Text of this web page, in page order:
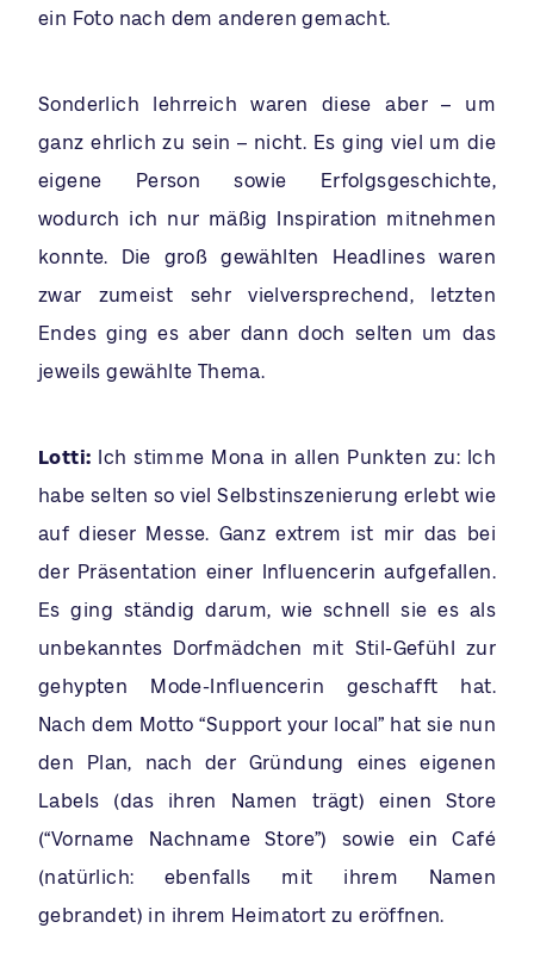
ein Foto nach dem anderen gemacht.
Sonderlich lehrreich waren diese aber – um
ganz ehrlich zu sein – nicht. Es ging viel um die
eigene Person sowie Erfolgsgeschichte,
wodurch ich nur mäßig Inspiration mitnehmen
konnte. Die groß gewählten Headlines waren
zwar zumeist sehr vielversprechend, letzten
Endes ging es aber dann doch selten um das
jeweils gewählte Thema.
Lotti: Ich stimme Mona in allen Punkten zu: Ich
habe selten so viel Selbstinszenierung erlebt wie
auf dieser Messe. Ganz extrem ist mir das bei
der Präsentation einer Influencerin aufgefallen.
Es ging ständig darum, wie schnell sie es als
unbekanntes Dorfmädchen mit Stil-Gefühl zur
gehypten Mode-Influencerin geschafft hat.
Nach dem Motto “Support your local” hat sie nun
den Plan, nach der Gründung eines eigenen
Labels (das ihren Namen trägt) einen Store
(“Vorname Nachname Store”) sowie ein Café
(natürlich: ebenfalls mit ihrem Namen
gebrandet) in ihrem Heimatort zu eröffnen.